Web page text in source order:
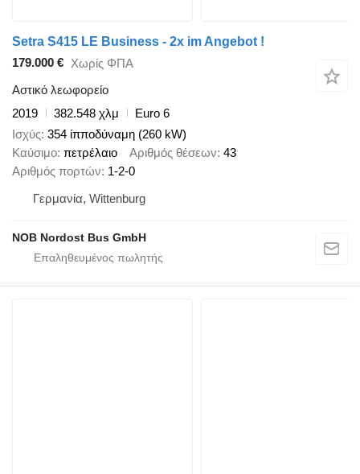
Setra S415 LE Business - 2x im Angebot !
179.000 € Χωρίς ΦΠΑ
Αστικό λεωφορείο
2019
382.548 χλμ
Euro 6
Ισχύς 354 ίπποδύναμη (260 kW)
Καύσιμο πετρέλαιο Αριθμός θέσεων 43
Αριθμός πορτών 1-2-0
Γερμανία, Wittenburg
NOB Nordost Bus GmbH